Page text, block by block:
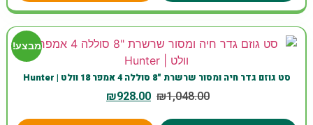
מבצע!
סט גוזם גדר חיה ומסור שרשרת "8 סוללה 4 אמפר 18 וולט | Hunter
₪1,048.00
₪928.00